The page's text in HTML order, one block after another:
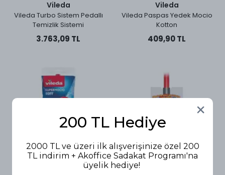
Vileda
Vileda Turbo Sistem Pedallı
Temizlik Sistemi
3.763,09 TL
Vileda
Vileda Paspas Yedek Mocio
Kotton
409,90 TL
200 TL Hediye
2000 TL ve üzeri ilk alışverişinize özel 200
TL indirim + Akoffice Sadakat Programı'na
üyelik hediye!